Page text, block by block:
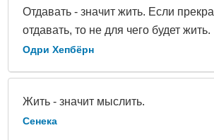
Отдавать - значит жить. Если
отдавать, то не для чего будет жить.
Одри Хепбёрн
Жить - значит мыслить.
Сенека